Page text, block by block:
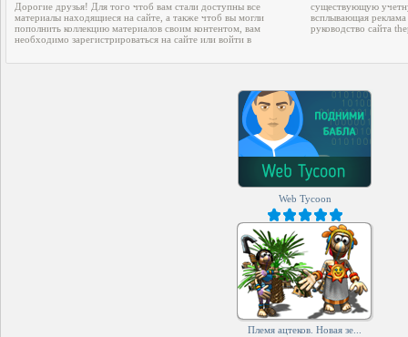
Дорогие друзья! Для того чтоб вам стали доступны все
материалы находящиеся на сайте, а также чтоб вы могли
пополнить коллекцию материалов своим контентом, вам
необходимо зарегистрироваться на сайте или войти в
существующую учетную запись. После регистрации
всплывающая реклама перестанет отвлекать. С уважением
руководство сайта
Web Tycoon
Племя ацтеков. Новая зе...